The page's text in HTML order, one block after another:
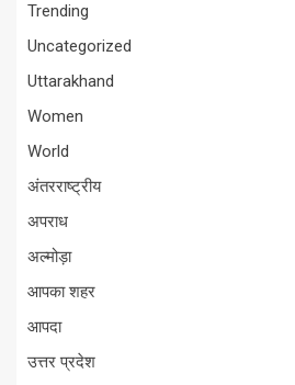
Trending
Uncategorized
Uttarakhand
Women
World
अंतरराष्ट्रीय
अपराध
अल्मोड़ा
आपका शहर
आपदा
उत्तर प्रदेश